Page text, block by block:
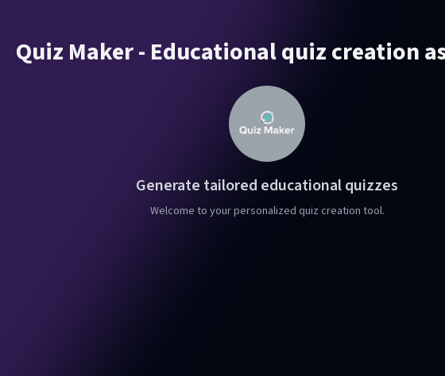
Quiz Maker - Educational quiz creation
Generate tailored educational quizzes
Welcome to your personalized quiz creation tool.